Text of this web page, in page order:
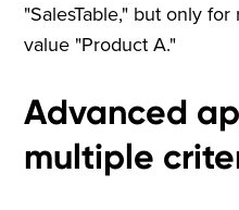
"SalesTable," but only
value "Product A."
Advanced
multiple